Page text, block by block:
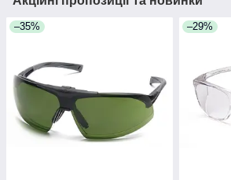
–35% –29%